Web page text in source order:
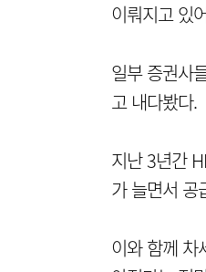
이뤄지고 있
일부 증권사
고 내다봤다.
지난 3년간
가 늘면서 공
이와 함께 차